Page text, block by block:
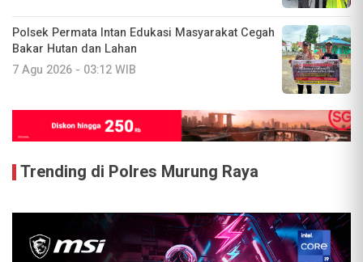
Polsek Permata Intan Edukasi Masyarakat Cegah
Bakar Hutan dan Lahan
7 Agu 2026 - 03:12 WIB
Trending di Polres Murung Raya